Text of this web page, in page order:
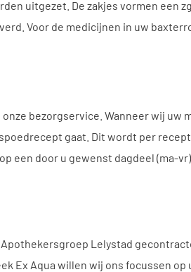
uitgezet. De zakjes vormen een
Voor de medicijnen in uw
bezorgservice. Wanneer wij uw
gaat. Dit wordt per
een door u gewenst dagdeel (ma-
Lelystad
Ex Aqua willen wij ons focussen op